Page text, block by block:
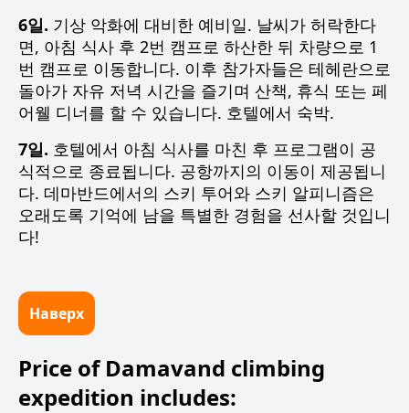
6일. 기상 악화에 대비한 예비일. 날씨가 허락한다
면, 아침 식사 후 2번 캠프로 하산한 뒤 차량으로 1
번 캠프로 이동합니다. 이후 참가자들은 테헤란으로
돌아가 자유 저녁 시간을 즐기며 산책, 휴식 또는 페
어웰 디너를 할 수 있습니다. 호텔에서 숙박.
7일. 호텔에서 아침 식사를 마친 후 프로그램이 공
식적으로 종료됩니다. 공항까지의 이동이 제공됩니
다. 데마반드에서의 스키 투어와 스키 알피니즘은
오래도록 기억에 남을 특별한 경험을 선사할 것입니
다!
Наверх
Price of Damavand climbing
expedition includes: